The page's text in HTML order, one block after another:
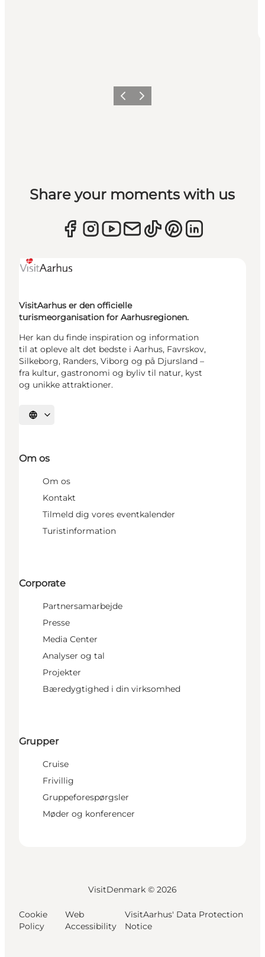
ForrigeNæste
Share your moments with us
VisitAarhus er den officielle
turismeorganisation for Aarhusregionen.
Her kan du finde inspiration og information
til at opleve alt det bedste i Aarhus, Favrskov,
Silkeborg, Randers, Viborg og på Djursland –
fra kultur, gastronomi og byliv til natur, kyst
og unikke attraktioner.
Vælg sprog
Om os
Om os
Kontakt
Tilmeld dig vores eventkalender
Turistinformation
Corporate
Partnersamarbejde
Presse
Media Center
Analyser og tal
Projekter
Bæredygtighed i din virksomhed
Grupper
Cruise
Frivillig
Gruppeforespørgsler
Møder og konferencer
VisitDenmark © 2026
Cookie
Policy
Web
Accessibility
VisitAarhus' Data Protection
Notice